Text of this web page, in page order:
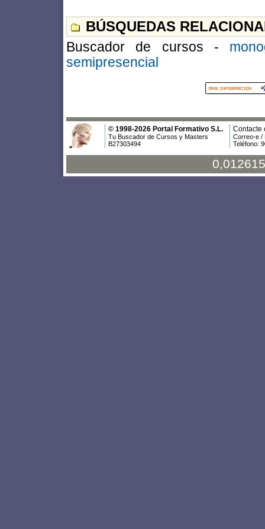
BÚSQUEDAS
Buscador de cursos -
semipresencial
© 1998-2026 Portal Formativo S.L.
Tu Buscador de Cursos y Masters
B27303494
Contacte
Correo-e /
Teléfono: